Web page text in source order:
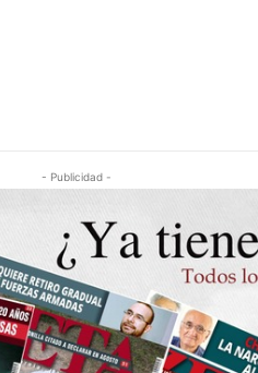
- Publicidad -